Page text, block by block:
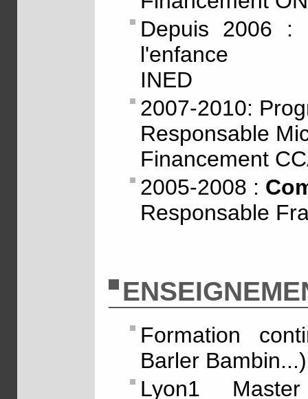
Depuis 2006 :
l'enfance
INED
2007-2010:
Responsable
Financement
2005-2008 :
Responsable
Formation
Barler Bambin...)
Lyon1